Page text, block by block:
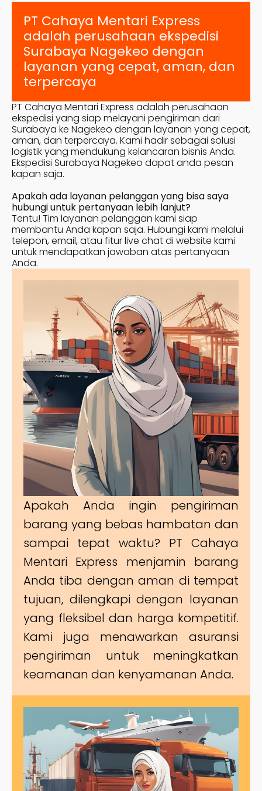
PT Cahaya Mentari Express
adalah perusahaan ekspedisi
Surabaya Nagekeo dengan
layanan yang cepat, aman, dan
terpercaya
PT Cahaya Mentari Express adalah perusahaan
ekspedisi yang siap melayani pengiriman dari
Surabaya ke Nagekeo dengan layanan yang cepat,
aman, dan terpercaya. Kami hadir sebagai solusi
logistik yang mendukung kelancaran bisnis Anda.
Ekspedisi Surabaya Nagekeo dapat anda pesan
kapan saja.
Apakah ada layanan pelanggan yang bisa saya
hubungi untuk pertanyaan lebih lanjut?
Tentu! Tim layanan pelanggan kami siap
membantu Anda kapan saja. Hubungi kami melalui
telepon, email, atau fitur live chat di website kami
untuk mendapatkan jawaban atas pertanyaan
Anda.
Apakah Anda ingin pengiriman
barang yang bebas hambatan dan
sampai tepat waktu? PT Cahaya
Mentari Express menjamin barang
Anda tiba dengan aman di tempat
tujuan, dilengkapi dengan layanan
yang fleksibel dan harga kompetitif.
Kami juga menawarkan asuransi
pengiriman untuk meningkatkan
keamanan dan kenyamanan Anda.